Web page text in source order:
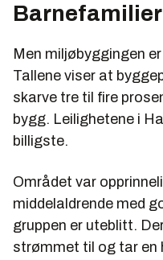
Men miljøbyggingen
Tallene viser at
skarve tre til fire
bygg. Leilighetene i
billigste.
Området var
middelaldrende med
gruppen er uteblitt.
strømmet til og tar en